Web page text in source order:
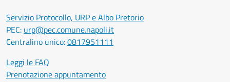
Servizio Protocollo, URP e Albo Pretorio
PEC: urp@pec.comune.napoli.it
Centralino unico:0817951111
Leggi le FAQ
Prenotazione appuntamento